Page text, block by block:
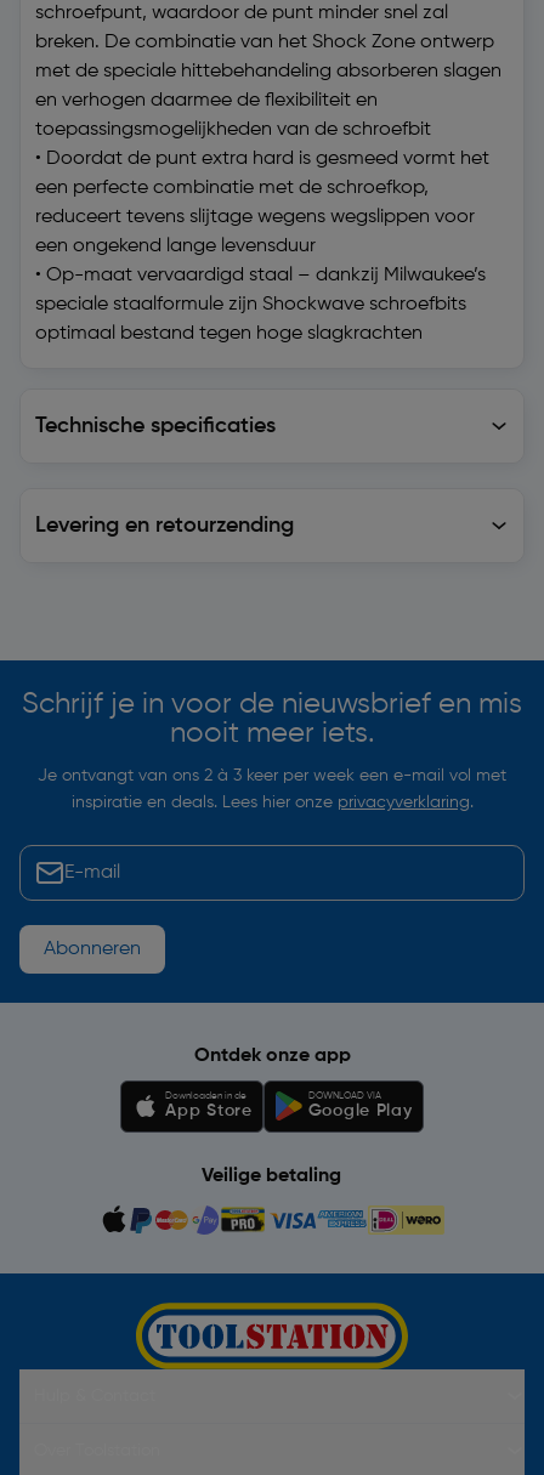
schroefpunt, waardoor de punt minder snel zal
breken. De combinatie van het Shock Zone ontwerp
met de speciale hittebehandeling absorberen slagen
en verhogen daarmee de flexibiliteit en
toepassingsmogelijkheden van de schroefbit
• Doordat de punt extra hard is gesmeed vormt het
een perfecte combinatie met de schroefkop,
reduceert tevens slijtage wegens wegslippen voor
een ongekend lange levensduur
• Op-maat vervaardigd staal – dankzij Milwaukee’s
speciale staalformule zijn Shockwave schroefbits
optimaal bestand tegen hoge slagkrachten
Technische specificaties
Levering en retourzending
Schrijf je in voor de nieuwsbrief en mis
nooit meer iets.
Je ontvangt van ons 2 à 3 keer per week een e-mail vol met
inspiratie en deals. Lees hier onze privacyverklaring.
Abonneren
Ontdek onze app
Downloaden in de
App Store
DOWNLOAD VIA
Google Play
Veilige betaling